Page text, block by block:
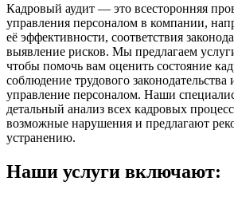
Кадровый аудит — это всесторонняя
управления персоналом в компании,
её эффективности, соответствия
выявление рисков. Мы предлагаем
чтобы помочь вам оценить состояние
соблюдение трудового
управление персоналом. Наши
детальный анализ всех кадровых
возможные нарушения и предлагают
устранению.
Наши услуги включают: